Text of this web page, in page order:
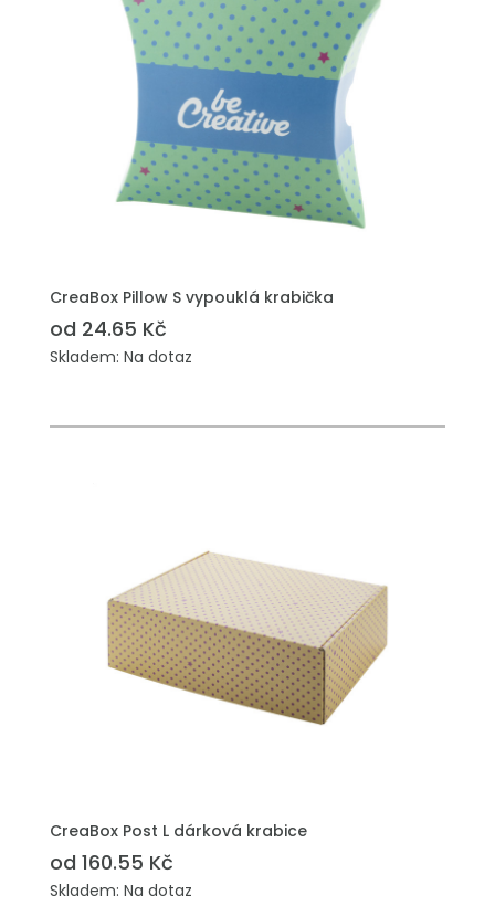
CreaBox Pillow S vypouklá krabička
od 24.65 Kč
Skladem: Na dotaz
CreaBox Post L dárková krabice
od 160.55 Kč
Skladem: Na dotaz